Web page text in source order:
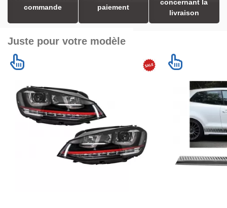
commande
paiement
concernant la
livraison
Juste pour votre modèle